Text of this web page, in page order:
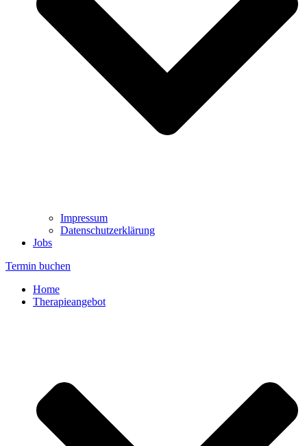
Impressum
Datenschutzerklärung
Jobs
Termin buchen
Home
Therapieangebot